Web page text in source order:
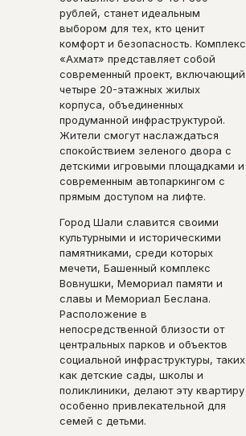
рублей, станет идеальным
выбором для тех, кто ценит
комфорт и безопасность. Комплекс
«Ахмат» представляет собой
современный проект, включающий
четыре 20-этажных жилых
корпуса, объединенных
продуманной инфраструктурой.
Жители смогут наслаждаться
спокойствием зеленого двора с
детскими игровыми площадками и
современным автопаркингом с
прямым доступом на лифте.
Город Шали славится своими
культурными и историческими
памятниками, среди которых
мечети, Башенный комплекс
Вовнушки, Мемориал памяти и
славы и Мемориал Беслана.
Расположение в
непосредственной близости от
центральных парков и объектов
социальной инфраструктуры, таких
как детские сады, школы и
поликлиники, делают эту квартиру
особенно привлекательной для
семей с детьми.